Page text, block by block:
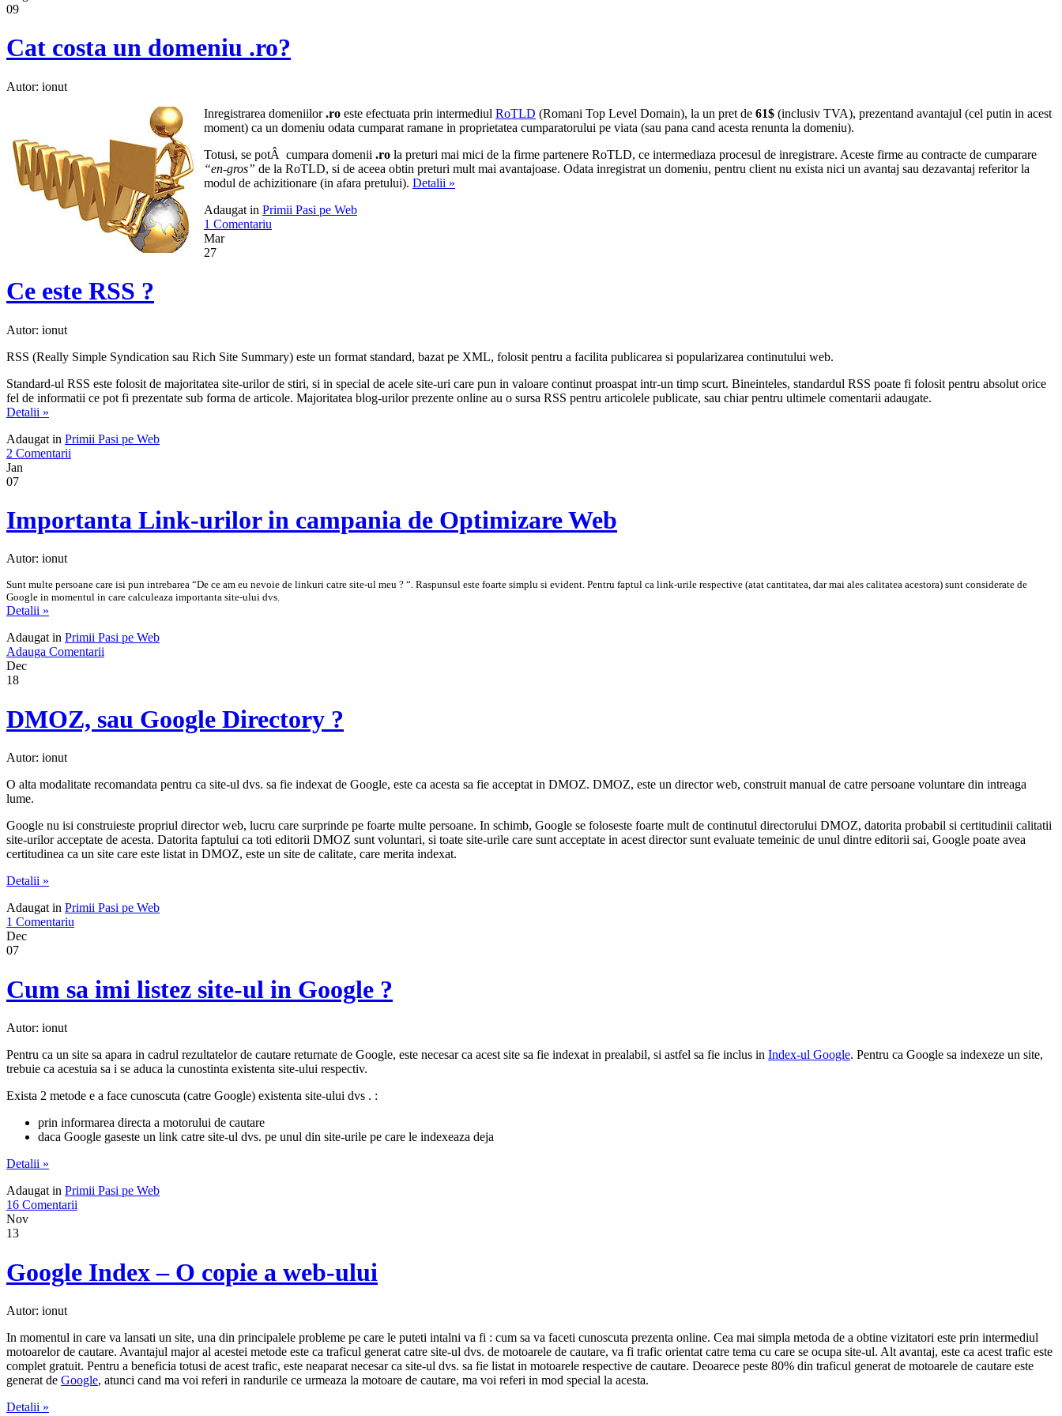
09
Cat costa un domeniu .ro?
Autor: ionut
Inregistrarea domeniilor.ro este efectuata prin intermediul RoTLD (Romani Top Level Domain), la un pret de 61$ (inclusiv TVA), prezentand avantajul (cel putin in acest
moment) ca un domeniu odata cumparat ramane in proprietatea cumparatorului pe viata (sau pana cand acesta renunta la domeniu).
Totusi, se potÂ cumpara domenii .ro la preturi mai mici de la firme partenere RoTLD, ce intermediaza procesul de inregistrare. Aceste firme au contracte de cumparare
“en-gros” de la RoTLD, si de aceea obtin preturi mult mai avantajoase. Odata inregistrat un domeniu, pentru client nu exista nici un avantaj sau dezavantaj referitor la
modul de achizitionare (in afara pretului). Detalii »
Adaugat in Primii Pasi pe Web
1 Comentariu
Mar
27
Ce este RSS ?
Autor: ionut
RSS (Really Simple Syndication sau Rich Site Summary) este un format standard, bazat pe XML, folosit pentru a facilita publicarea si popularizarea continutului web.
Standard-ul RSS este folosit de majoritatea site-urilor de stiri, si in special de acele site-uri care pun in valoare continut proaspat intr-un timp scurt. Bineinteles, standardul RSS poate fi folosit pentru absolut orice
fel de informatii ce pot fi prezentate sub forma de articole. Majoritatea blog-urilor prezente online au o sursa RSS pentru articolele publicate, sau chiar pentru ultimele comentarii adaugate.
Detalii »
Adaugat in Primii Pasi pe Web
2 Comentarii
Jan
07
Importanta Link-urilor in campania de Optimizare Web
Autor: ionut
Sunt multe persoane care isi pun intrebarea “De ce am eu nevoie de linkuri catre site-ul meu ? “. Raspunsul este foarte simplu si evident. Pentru faptul ca link-urile respective (atat cantitatea, dar mai ales calitatea acestora) sunt considerate de
Google in momentul in care calculeaza importanta site-ului dvs.
Detalii »
Adaugat in Primii Pasi pe Web
Adauga Comentarii
Dec
18
DMOZ, sau Google Directory ?
Autor: ionut
O alta modalitate recomandata pentru ca site-ul dvs. sa fie indexat de Google, este ca acesta sa fie acceptat in DMOZ. DMOZ, este un director web, construit manual de catre persoane voluntare din intreaga
lume.
Google nu isi construieste propriul director web, lucru care surprinde pe foarte multe persoane. In schimb, Google se foloseste foarte mult de continutul directorului DMOZ, datorita probabil si certitudinii calitatii
site-urilor acceptate de acesta. Datorita faptului ca toti editorii DMOZ sunt voluntari, si toate site-urile care sunt acceptate in acest director sunt evaluate temeinic de unul dintre editorii sai, Google poate avea
certitudinea ca un site care este listat in DMOZ, este un site de calitate, care merita indexat.
Detalii »
Adaugat in Primii Pasi pe Web
1 Comentariu
Dec
07
Cum sa imi listez site-ul in Google ?
Autor: ionut
Pentru ca un site sa apara in cadrul rezultatelor de cautare returnate de Google, este necesar ca acest site sa fie indexat in prealabil, si astfel sa fie inclus in Index-ul Google. Pentru ca Google sa indexeze un site,
trebuie ca acestuia sa i se aduca la cunostinta existenta site-ului respectiv.
Exista 2 metode e a face cunoscuta (catre Google) existenta site-ului dvs . :
prin informarea directa a motorului de cautare
daca Google gaseste un link catre site-ul dvs. pe unul din site-urile pe care le indexeaza deja
Detalii »
Adaugat in Primii Pasi pe Web
16 Comentarii
Nov
13
Google Index – O copie a web-ului
Autor: ionut
In momentul in care va lansati un site, una din principalele probleme pe care le puteti intalni va fi : cum sa va faceti cunoscuta prezenta online. Cea mai simpla metoda de a obtine vizitatori este prin intermediul
motoarelor de cautare. Avantajul major al acestei metode este ca traficul generat catre site-ul dvs. de motoarele de cautare, va fi trafic orientat catre tema cu care se ocupa site-ul. Alt avantaj, este ca acest trafic este
complet gratuit. Pentru a beneficia totusi de acest trafic, este neaparat necesar ca site-ul dvs. sa fie listat in motoarele respective de cautare. Deoarece peste 80% din traficul generat de motoarele de cautare este
generat de Google, atunci cand ma voi referi in randurile ce urmeaza la motoare de cautare, ma voi referi in mod special la acesta.
Detalii »